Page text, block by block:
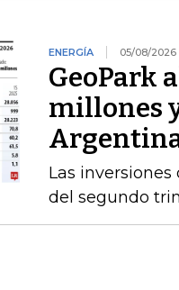
ENERGÍA 05/08/2026
GeoPark
millones
Las
del segundo